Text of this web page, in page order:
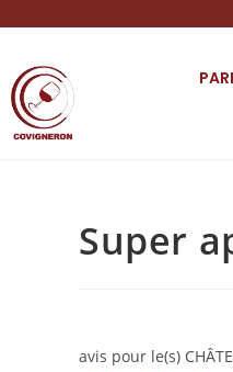
Super
avis pour le(s)